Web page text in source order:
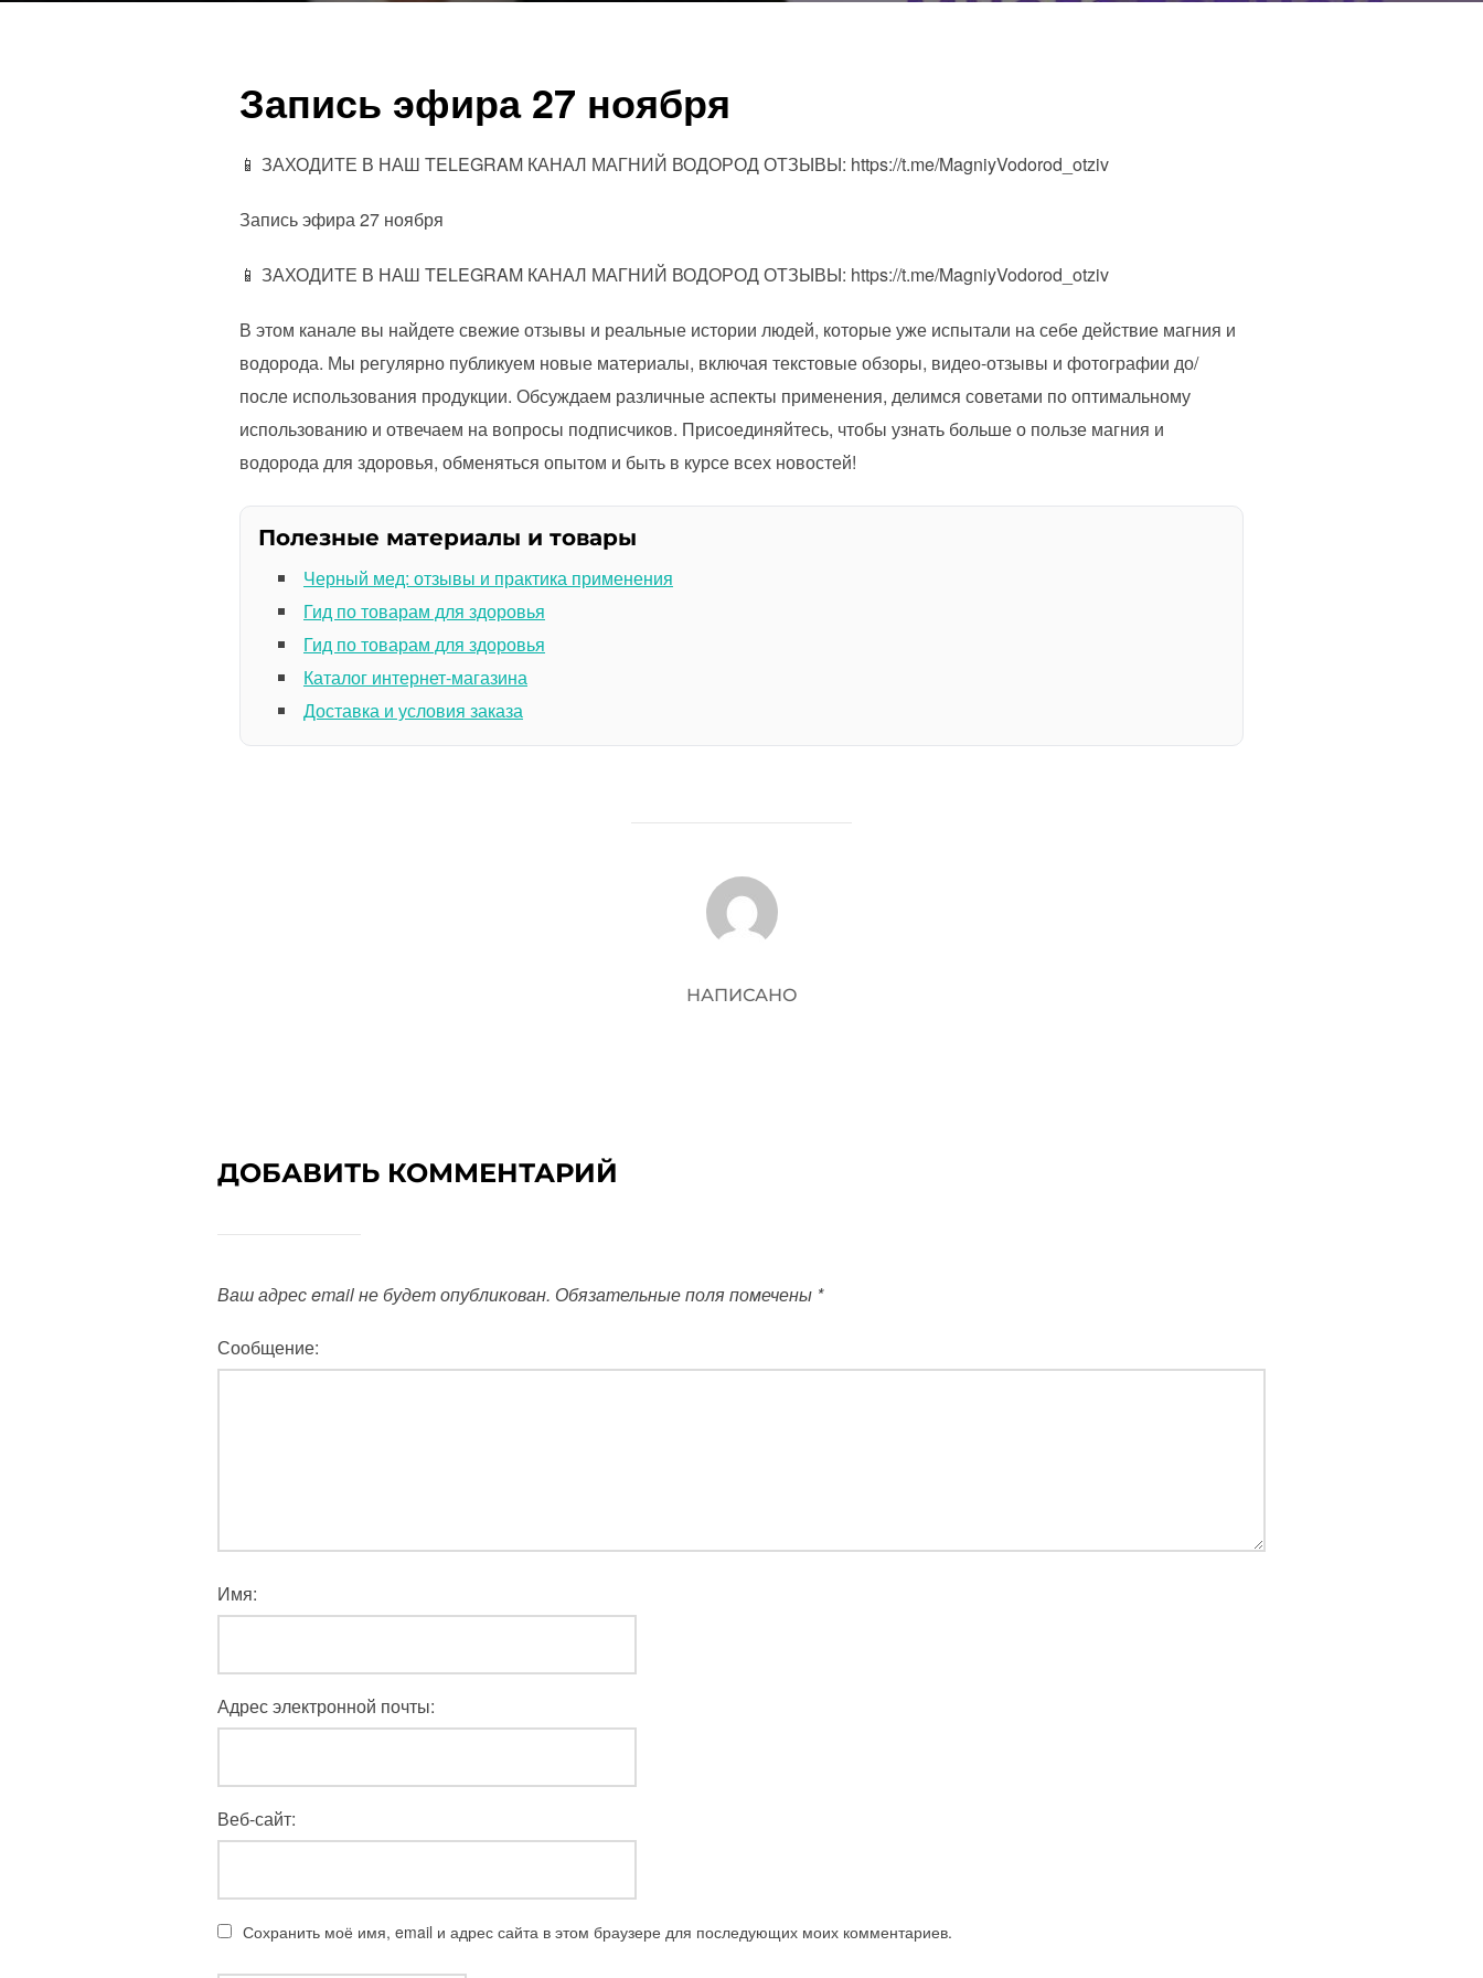
Запись эфира 27 ноября
📱 ЗАХОДИТЕ В НАШ TELEGRAM КАНАЛ МАГНИЙ ВОДОРОД ОТЗЫВЫ: https://t.me/MagniyVodorod_otziv
Запись эфира 27 ноября
📱 ЗАХОДИТЕ В НАШ TELEGRAM КАНАЛ МАГНИЙ ВОДОРОД ОТЗЫВЫ: https://t.me/MagniyVodorod_otziv
В этом канале вы найдете свежие отзывы и реальные истории людей, которые уже испытали на себе действие магния и
водорода. Мы регулярно публикуем новые материалы, включая текстовые обзоры, видео-отзывы и фотографии до/
после использования продукции. Обсуждаем различные аспекты применения, делимся советами по оптимальному
использованию и отвечаем на вопросы подписчиков. Присоединяйтесь, чтобы узнать больше о пользе магния и
водорода для здоровья, обменяться опытом и быть в курсе всех новостей!
Полезные материалы и товары
Черный мед: отзывы и практика применения
Гид по товарам для здоровья
Гид по товарам для здоровья
Каталог интернет-магазина
Доставка и условия заказа
АВТОР ЗАПИСИ
НАПИСАНО
ДОБАВИТЬ КОММЕНТАРИЙ
Ваш адрес email не будет опубликован. Обязательные поля помечены *
Сообщение:
Имя:
Адрес электронной почты:
Веб-сайт:
Сохранить моё имя, email и адрес сайта в этом браузере для последующих моих комментариев.